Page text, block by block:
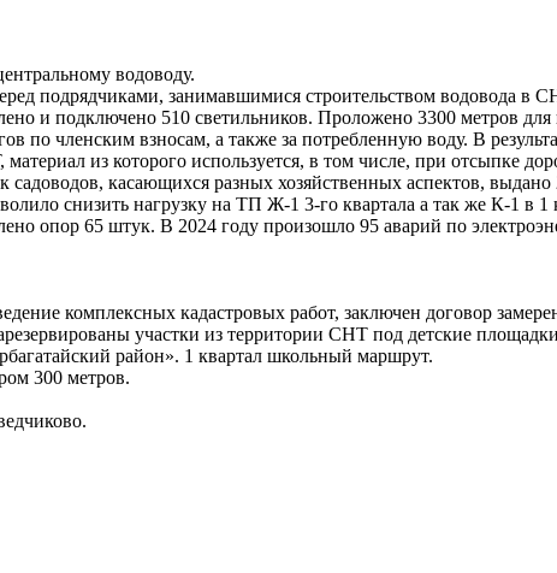
водоводу.
подрядчиками, занимавшимися строительством водовода в
и подключено 510 светильников. Проложено 3300 метров для
членским взносам, а также за потребленную воду. В
из которого используется, в том числе, при отсыпке
садоводов, касающихся разных хозяйственных аспектов,
снизить нагрузку на ТП Ж-1 3-го квартала а так же К-1 в 1
опор 65 штук. В 2024 году произошло 95 аварий по
комплексных кадастровых работ, заключен договор
участки из территории СНТ под детские
район». 1 квартал школьный маршрут.
300 метров.